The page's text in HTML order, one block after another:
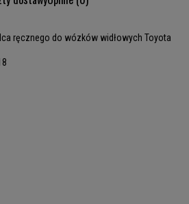
ręcznego do wózków widłowych Toyota